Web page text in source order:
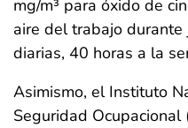
mg/m³ para óxido de
aire del trabajo
diarias, 40 horas a la
Asimismo, el Instituto
Seguridad